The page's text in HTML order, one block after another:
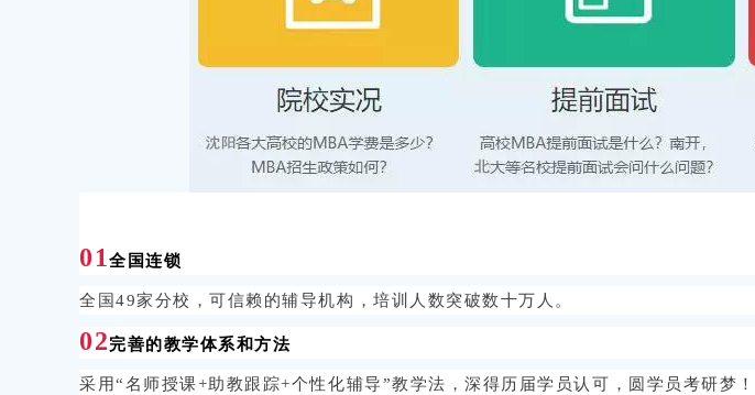
01全国连锁
全国49家分校，可信赖的辅导机构，培训人数突破数十万人。
02完善的教学体系和方法
采用“名师授课+助教跟踪+个性化辅导”教学法，深得历届学员认可，圆学员考研梦！